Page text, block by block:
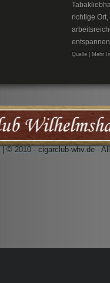
richtige
Quelle | Mehr
| © 2010 · cigarclub-whv.de -